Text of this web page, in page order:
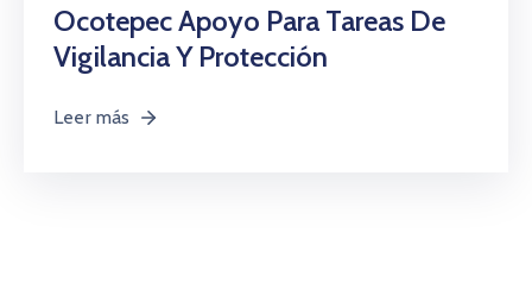
Ocotepec Apoyo Para Tareas De
Vigilancia Y Protección
Leer más